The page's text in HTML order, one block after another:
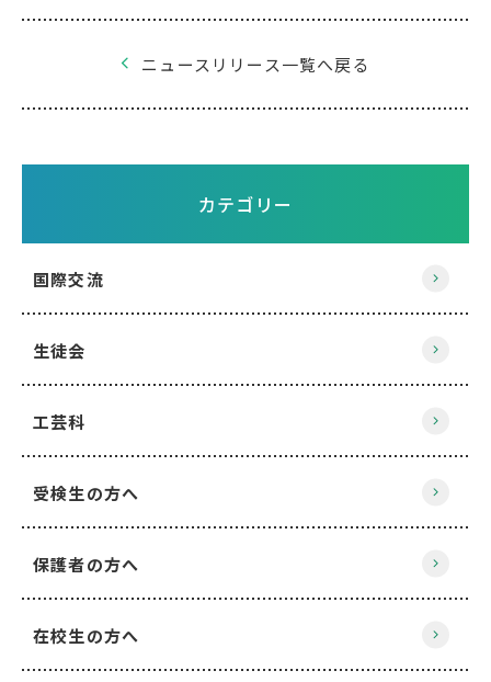
ニュースリリース一覧へ戻る
カテゴリー
国際交流
生徒会
工芸科
受検生の方へ
保護者の方へ
在校生の方へ